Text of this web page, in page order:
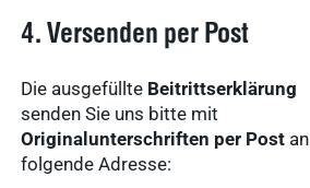
4. Versenden per Post
Die ausgefüllte Beitrittserklärung
senden Sie uns bitte mit
Originalunterschriften per Post an
folgende Adresse: